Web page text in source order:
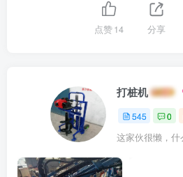
点赞14 分享
打桩机
545 0
这家伙很懒，